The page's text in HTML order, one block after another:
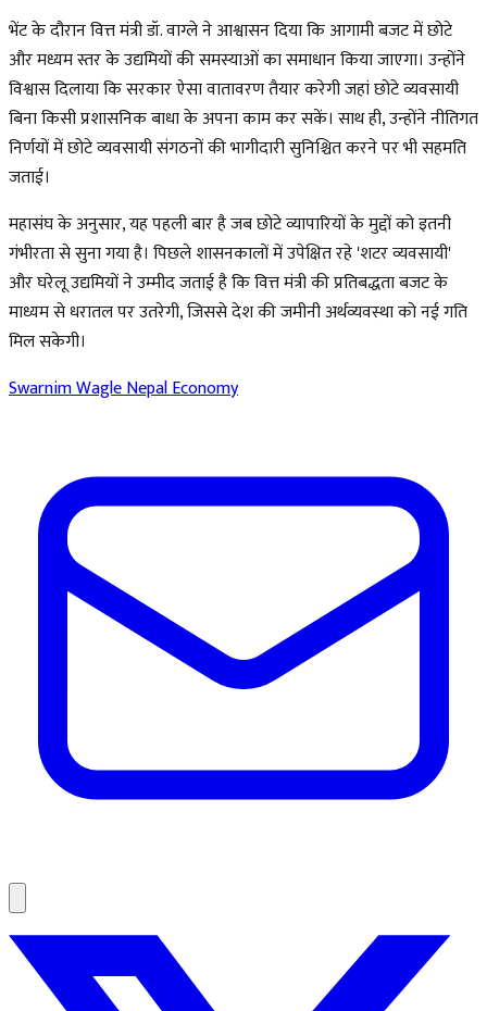
भेंट के दौरान वित्त मंत्री डॉ. वाग्ले ने आश्वासन दिया कि आगामी बजट में छोटे
और मध्यम स्तर के उद्यमियों की समस्याओं का समाधान किया जाएगा। उन्होंने
विश्वास दिलाया कि सरकार ऐसा वातावरण तैयार करेगी जहां छोटे व्यवसायी
बिना किसी प्रशासनिक बाधा के अपना काम कर सकें। साथ ही, उन्होंने नीतिगत
निर्णयों में छोटे व्यवसायी संगठनों की भागीदारी सुनिश्चित करने पर भी सहमति
जताई।
महासंघ के अनुसार, यह पहली बार है जब छोटे व्यापारियों के मुद्दों को इतनी
गंभीरता से सुना गया है। पिछले शासनकालों में उपेक्षित रहे 'शटर व्यवसायी'
और घरेलू उद्यमियों ने उम्मीद जताई है कि वित्त मंत्री की प्रतिबद्धता बजट के
माध्यम से धरातल पर उतरेगी, जिससे देश की जमीनी अर्थव्यवस्था को नई गति
मिल सकेगी।
Swarnim WagleNepal Economy